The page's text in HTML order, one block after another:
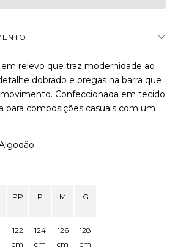
relevo que traz modernidade ao
dobrado e pregas na barra que
Confeccionada em tecido
para composições casuais com um
PP P M G
122
cm
124
cm
126
cm
128
cm